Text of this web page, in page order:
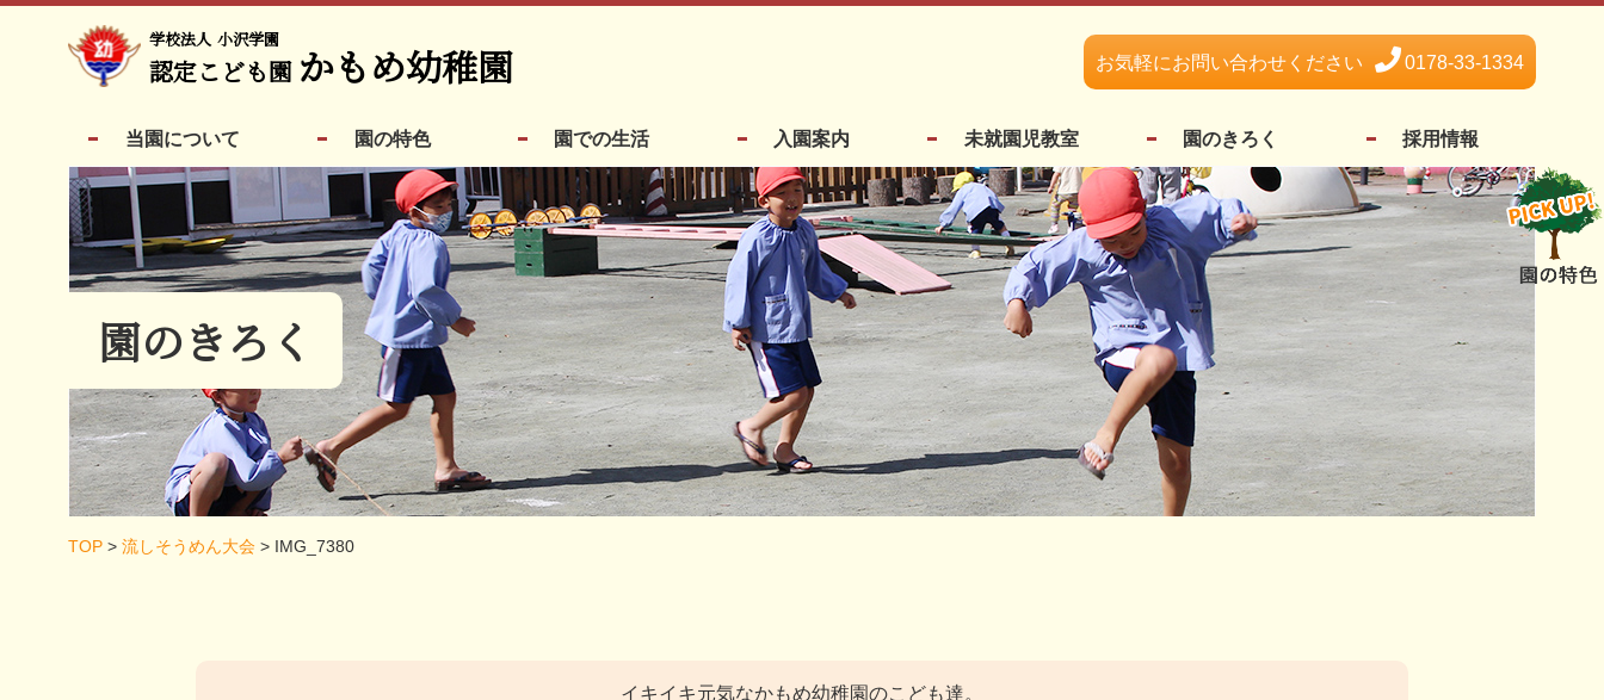
学校法人 小沢学園
認定こども園 かもめ幼稚園 お気軽にお問い合わせください 0178-33-1334
当園について 園の特色 園での生活 入園案内 未就園児教室 園のきろく 採用情報
園のきろく
TOP > 流しそうめん大会 > IMG_7380
イキイキ元気なかもめ幼稚園のこども達。